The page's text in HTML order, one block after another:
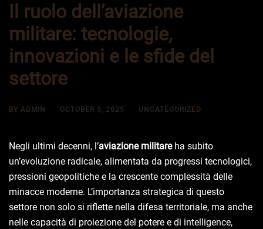
Il ruolo dell’aviazione
militare: tecnologie,
innovazioni e le sfide del
settore
BY ADMIN OCTOBER 5, 2025 UNCATEGORIZED
Negli ultimi decenni, l’aviazione militareha subito
un’evoluzione radicale, alimentata da progressi tecnologici,
pressioni geopolitiche e la crescente complessità delle
minacce moderne. L’importanza strategica di questo
settore non solo si riflette nella difesa territoriale, ma anche
nelle capacità di proiezione del potere e di intelligence,